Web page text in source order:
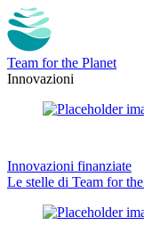
Team for the Planet
Innovazioni
Innovazioni finanziate
Le stelle di Team for